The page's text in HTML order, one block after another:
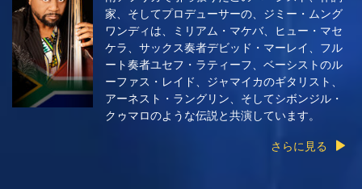
家、そしてプロデューサーの、ジミー・ムング
ワンディは、ミリアム・マケバ、ヒュー・マセ
ケラ、サックス奏者デビッド・マーレイ、フル
ート奏者ユセフ・ラティーフ、ベーシストのル
ーファス・レイド、ジャマイカのギタリスト、
アーネスト・ラングリン、そしてシボンジル・
クゥマロのような伝説と共演しています。
さらに見る